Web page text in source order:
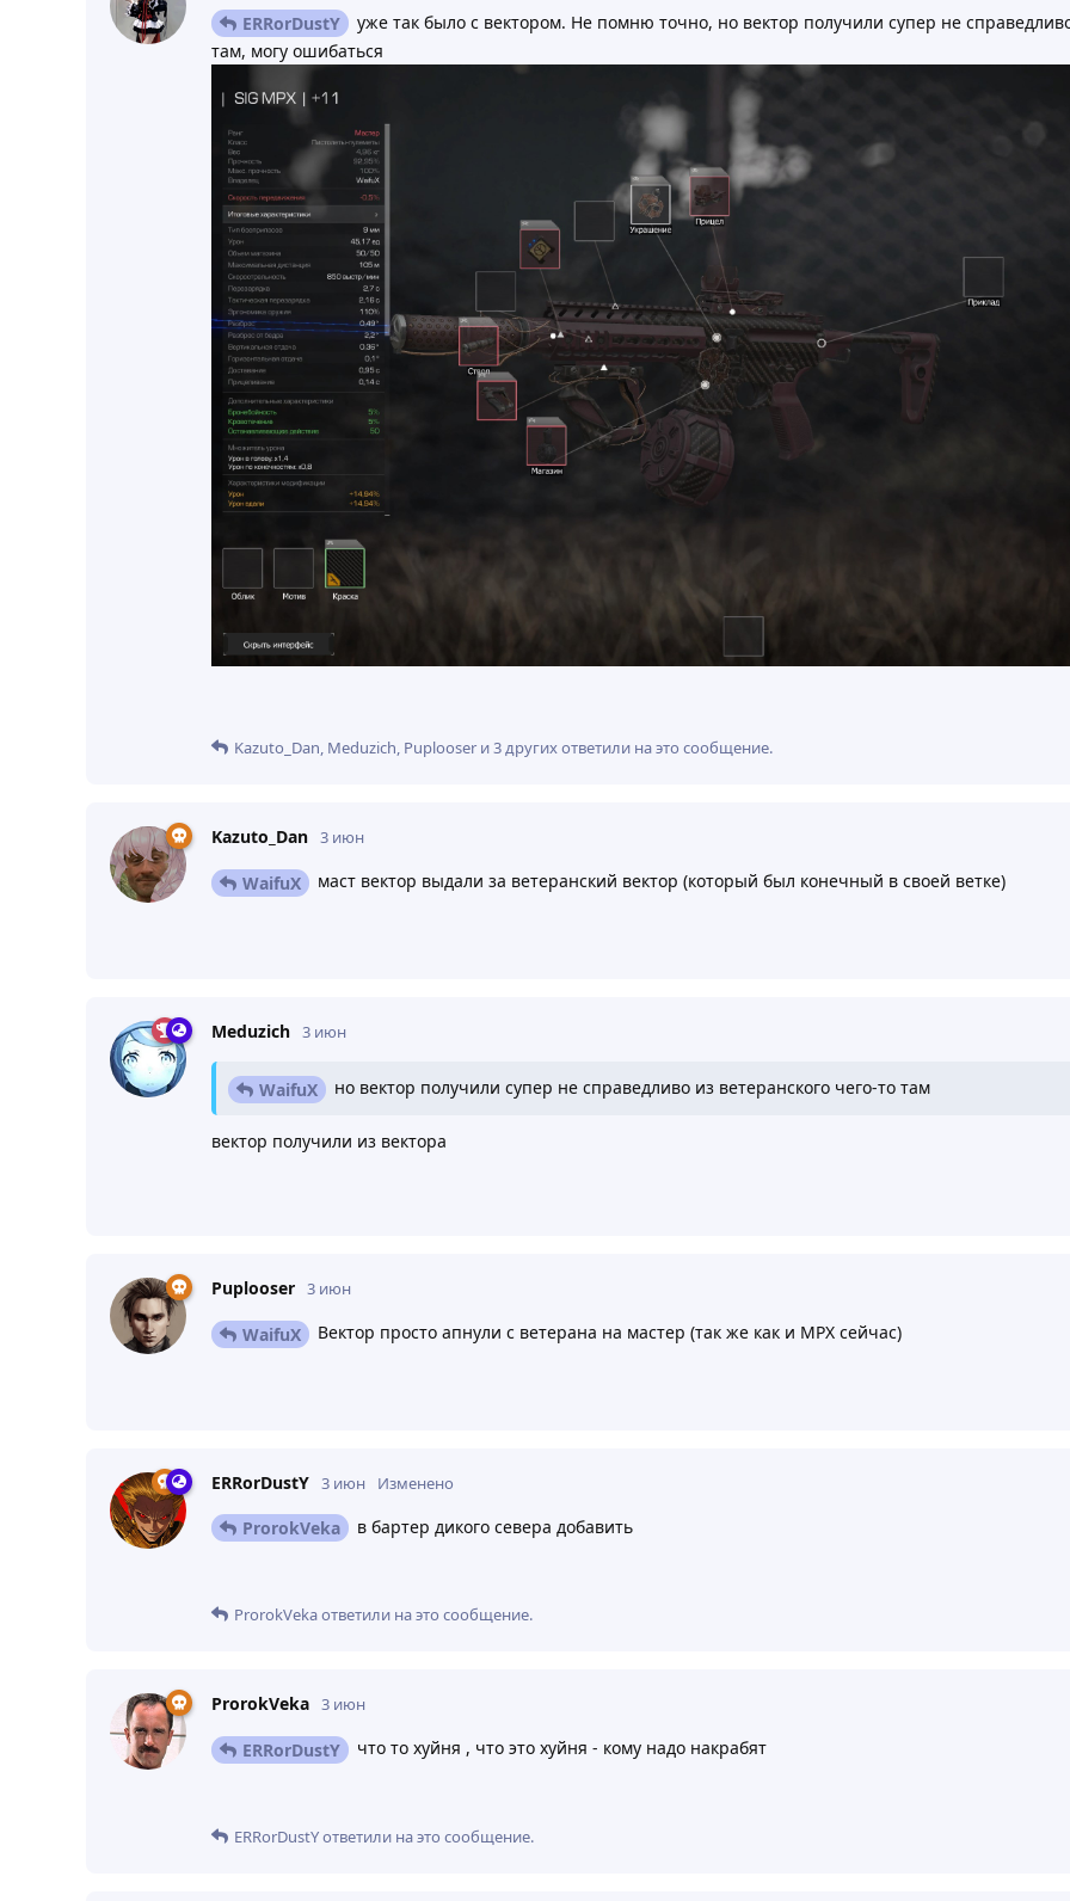
ERRorDustY
уже так было с вектором. Не помню точно, но вектор получили супер не
там, могу ошибаться
Kazuto_Dan, Meduzich, Puplooser и3другихответили на это сообщение.
Kazuto_Dan 3 июн
WaifuX маст вектор выдали за ветеранский вектор (который был конечный в своей ветке)
Meduzich 3 июн
WaifuX но вектор получили супер не справедливо из ветеранского чего-то там
вектор получили из вектора
Puplooser 3 июн
WaifuX Вектор просто апнули с ветерана на мастер (так же как и МРХ сейчас)
ERRorDustY 3 июн Изменено
ProrokVeka в бартер дикого севера добавить
ProrokVekaответили на это сообщение.
ProrokVeka 3 июн
ERRorDustY что то хуйня , что это хуйня - кому надо накрабят
ERRorDustYответили на это сообщение.